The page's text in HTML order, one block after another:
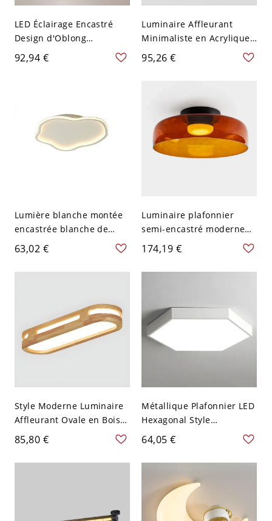
LED Éclairage Encastré
Design d'Oblong
Plafonnier Beige Style
Moderne en Bois - 110 V-
92,94 €
Luminaire Affleurant
Minimaliste en Acrylique
Plafonnier LED Circulaire -
Noir 110 V-120 V 22,86 cm
95,26 €
Lumière blanche montée
encastrée blanche de
forme régulière avec
abat-jour en lucite pour
usage résidentiel, câblage
63,02 €
Luminaire plafonnier
semi-encastré moderne
en verre géométrique noir
avec abat-jour en verre
transparent - 110 V-120 V
174,19 €
Style Moderne Luminaire
Affleurant Ovale en Bois
Beige Plafonnier LED
Intérieur - Bois 110 V-120
V Blanc 48,26 cm
85,80 €
Métallique Plafonnier LED
Hexagonal Style
Contemporain Luminaire
Encastré pour Chambre -
Blanc 110 V-120 V 40,64
64,05 €